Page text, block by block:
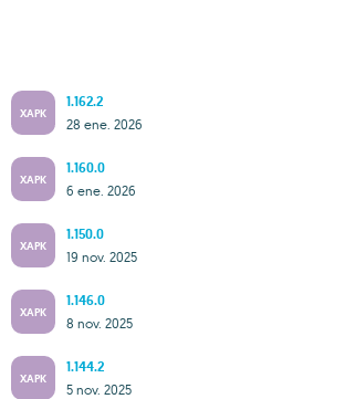
XAPK
1.162.2
28 ene. 2026
XAPK
1.160.0
6 ene. 2026
XAPK
1.150.0
19 nov. 2025
XAPK
1.146.0
8 nov. 2025
XAPK
1.144.2
5 nov. 2025